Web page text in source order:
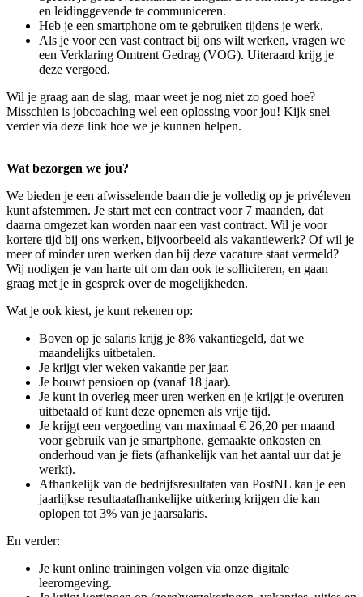
en leidinggevende te communiceren.
Heb je een smartphone om te gebruiken tijdens je werk.
Als je voor een vast contract bij ons wilt werken, vragen we
een Verklaring Omtrent Gedrag (VOG). Uiteraard krijg je
deze vergoed.
Wil je graag aan de slag, maar weet je nog niet zo goed hoe?
Misschien is jobcoaching wel een oplossing voor jou! Kijk snel
verder via deze link hoe we je kunnen helpen.
Wat bezorgen we jou?
We bieden je een afwisselende baan die je volledig op je privéleven
kunt afstemmen. Je start met een contract voor 7 maanden, dat
daarna omgezet kan worden naar een vast contract. Wil je voor
kortere tijd bij ons werken, bijvoorbeeld als vakantiewerk? Of wil je
meer of minder uren werken dan bij deze vacature staat vermeld?
Wij nodigen je van harte uit om dan ook te solliciteren, en gaan
graag met je in gesprek over de mogelijkheden.
Wat je ook kiest, je kunt rekenen op:
Boven op je salaris krijg je 8% vakantiegeld, dat we
maandelijks uitbetalen.
Je krijgt vier weken vakantie per jaar.
Je bouwt pensioen op (vanaf 18 jaar).
Je kunt in overleg meer uren werken en je krijgt je overuren
uitbetaald of kunt deze opnemen als vrije tijd.
Je krijgt een vergoeding van maximaal € 26,20 per maand
voor gebruik van je smartphone, gemaakte onkosten en
onderhoud van je fiets (afhankelijk van het aantal uur dat je
werkt).
Afhankelijk van de bedrijfsresultaten van PostNL kan je een
jaarlijkse resultaatafhankelijke uitkering krijgen die kan
oplopen tot 3% van je jaarsalaris.
En verder:
Je kunt online trainingen volgen via onze digitale
leeromgeving.